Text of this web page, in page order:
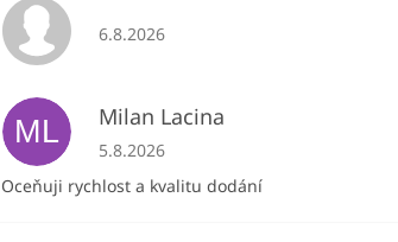
Hodnocení obchodu je 5 z 5 hvězdiček.
6.8.2026
ML Milan Lacina
Hodnocení obchodu je 5 z 5 hvězdiček.
5.8.2026
Oceňuji rychlost a kvalitu dodání